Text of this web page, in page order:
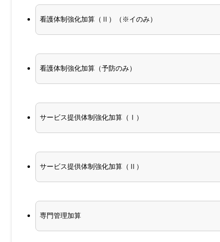
看護体制強化加算（Ⅱ）（※イのみ）
看護体制強化加算（予防のみ）
サービス提供体制強化加算（Ⅰ）
サービス提供体制強化加算（Ⅱ）
専門管理加算